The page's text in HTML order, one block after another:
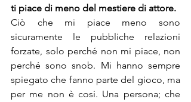
ti piace di meno del mestiere di attore.
Ciò che mi piace meno sono
sicuramente le pubbliche relazioni
forzate, solo perché non mi piace, non
perché sono snob. Mi hanno sempre
spiegato che fanno parte del gioco, ma
per me non è cosi. Una persona; che